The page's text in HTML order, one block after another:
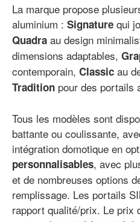
La marque propose
aluminium : Signature qui
Quadra au design
dimensions adaptables,
contemporain, Classic au
Tradition pour des portails
Tous les modèles sont
battante ou coulissante,
intégration domotique en
personnalisables, avec
et de nombreuses options
remplissage. Les portails
rapport qualité/prix. Le prix